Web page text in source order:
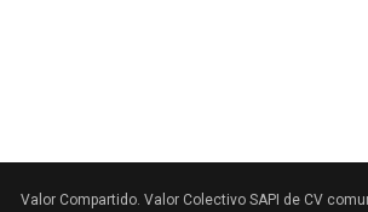
Valor Compartido. Valor Colectivo SAPI de CV